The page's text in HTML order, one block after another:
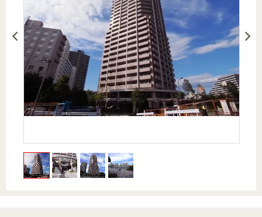
購入向け
サービス
住宅ロー
ンシミュ
レーショ
ン
住まい1プ
ラス（お
役立ちコ
ラム）
住まいと
暮らしの
（電子ブ
ック）
購入ガイ
ド
ラム）
住まいと
暮らしの
税金の本
（電子ブ
ック）
売却ガイ
ド